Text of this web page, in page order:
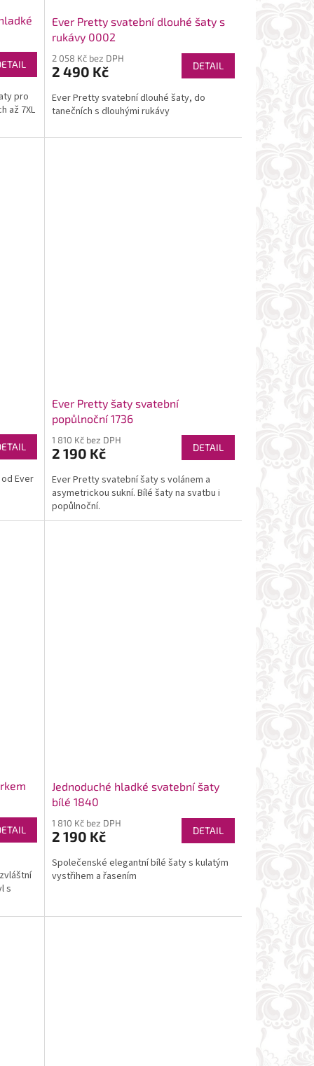
pro
až 7XL
Ever Pretty svatební dlouhé šaty s
rukávy 0002
2 058 Kč bez DPH
2 490 Kč DETAIL
Ever Pretty svatební dlouhé šaty, do
tanečních s dlouhými rukávy
Ever
Ever Pretty šaty svatební
popůlnoční 1736
1 810 Kč bez DPH
2 190 Kč DETAIL
Ever Pretty svatební šaty s volánem a
asymetrickou sukní. Bílé šaty na svatbu i
popůlnoční.
s
Jednoduché hladké svatební šaty
bílé 1840
1 810 Kč bez DPH
2 190 Kč DETAIL
Společenské elegantní bílé šaty s kulatým
vystřihem a řasením